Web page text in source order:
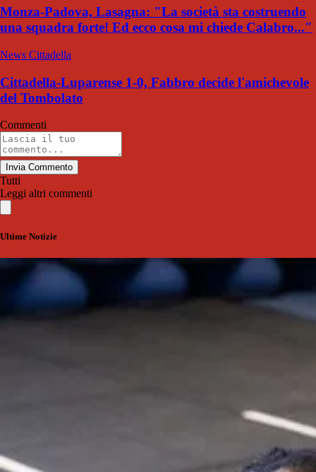
Monza-Padova, Lasagna: "La società sta costruendo
una squadra forte! Ed ecco cosa mi chiede Calabro..."
News Cittadella
Cittadella-Luparense 1-0, Fabbro decide l'amichevole
del Tombolato
Commenti
Invia Commento
Tutti
Leggi altri commenti
Ultime Notizie